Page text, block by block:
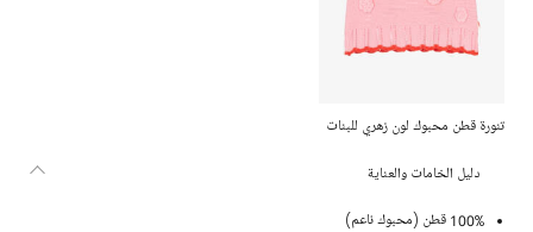
تنورة قطن محبوك لون زهري للبنات
دليل الخامات والعناية
100% قطن (محبوك ناعم)